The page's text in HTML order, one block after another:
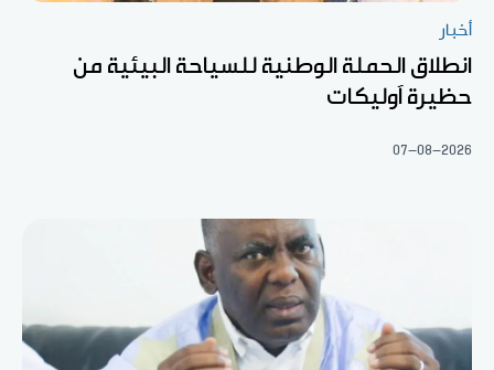
أخبار
انطلاق الحملة الوطنية للسياحة البيئية من
حظيرة آوليكات
07-08-2026